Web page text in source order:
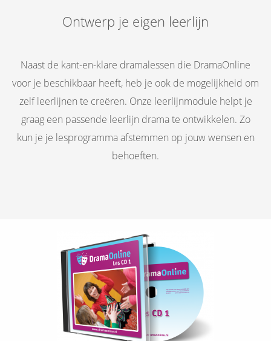
Ontwerp je eigen leerlijn
Naast de kant-en-klare dramalessen die DramaOnline
voor je beschikbaar heeft, heb je ook de mogelijkheid om
zelf leerlijnen te creëren. Onze leerlijnmodule helpt je
graag een passende leerlijn drama te ontwikkelen. Zo
kun je je lesprogramma afstemmen op jouw wensen en
behoeften.